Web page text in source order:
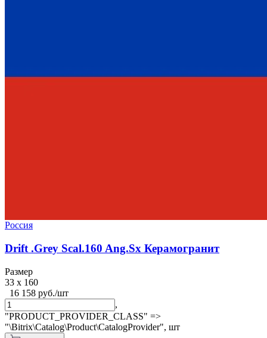
Россия
Drift .Grey Scal.160 Ang.Sx Керамогранит
Размер
33 x 160
16 158 руб./шт
,
"PRODUCT_PROVIDER_CLASS" =>
"\Bitrix\Catalog\Product\CatalogProvider", шт